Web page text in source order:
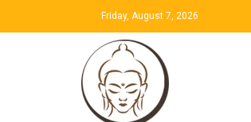
Friday, August 7, 2026